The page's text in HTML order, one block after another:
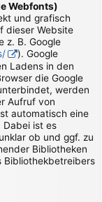
Webfonts)
und grafisch
dieser Website
z. B. Google
). Google
Ladens in den
die Google
werden
Aufruf von
automatisch eine
Dabei ist es
ob und ggf. zu
Bibliotheken
Bibliothekbetreibers